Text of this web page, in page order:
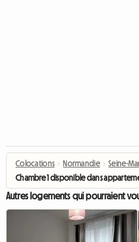
Colocations › Normandie › Seine-
Chambre 1 disponible dans
Autres logements qui pourraient